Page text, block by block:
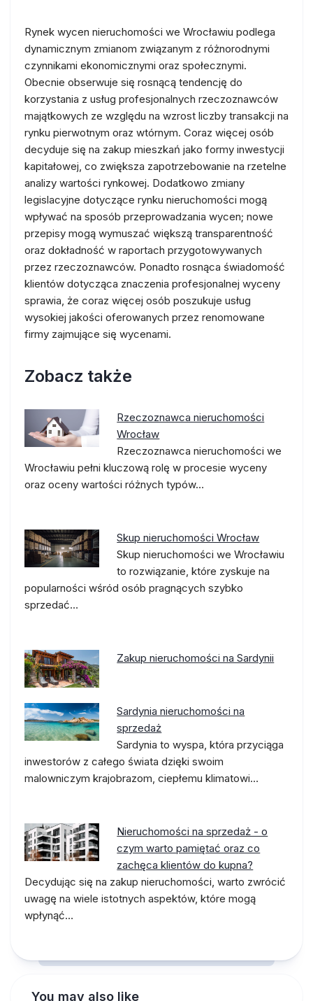
Rynek wycen nieruchomości we Wrocławiu podlega
dynamicznym zmianom związanym z różnorodnymi
czynnikami ekonomicznymi oraz społecznymi.
Obecnie obserwuje się rosnącą tendencję do
korzystania z usług profesjonalnych rzeczoznawców
majątkowych ze względu na wzrost liczby transakcji na
rynku pierwotnym oraz wtórnym. Coraz więcej osób
decyduje się na zakup mieszkań jako formy inwestycji
kapitałowej, co zwiększa zapotrzebowanie na rzetelne
analizy wartości rynkowej. Dodatkowo zmiany
legislacyjne dotyczące rynku nieruchomości mogą
wpływać na sposób przeprowadzania wycen; nowe
przepisy mogą wymuszać większą transparentność
oraz dokładność w raportach przygotowywanych
przez rzeczoznawców. Ponadto rosnąca świadomość
klientów dotycząca znaczenia profesjonalnej wyceny
sprawia, że coraz więcej osób poszukuje usług
wysokiej jakości oferowanych przez renomowane
firmy zajmujące się wycenami.
Zobacz także
Rzeczoznawca nieruchomości
Wrocław
Rzeczoznawca nieruchomości we
Wrocławiu pełni kluczową rolę w procesie wyceny
oraz oceny wartości różnych typów…
Skup nieruchomości Wrocław
Skup nieruchomości we Wrocławiu
to rozwiązanie, które zyskuje na
popularności wśród osób pragnących szybko
sprzedać…
Zakup nieruchomości na Sardynii
Sardynia nieruchomości na
sprzedaż
Sardynia to wyspa, która przyciąga
inwestorów z całego świata dzięki swoim
malowniczym krajobrazom, ciepłemu klimatowi…
Nieruchomości na sprzedaż - o
czym warto pamiętać oraz co
zachęca klientów do kupna?
Decydując się na zakup nieruchomości, warto zwrócić
uwagę na wiele istotnych aspektów, które mogą
wpłynąć…
You may also like